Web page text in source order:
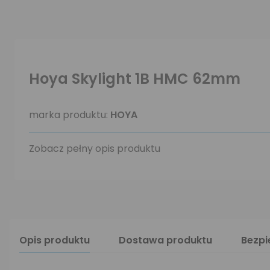
Hoya Skylight 1B HMC 62mm
marka produktu: HOYA
Zobacz pełny opis produktu
Opis produktu Dostawa produktu